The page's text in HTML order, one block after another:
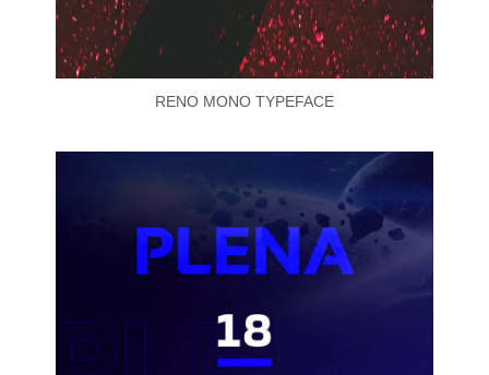
RENO MONO TYPEFACE